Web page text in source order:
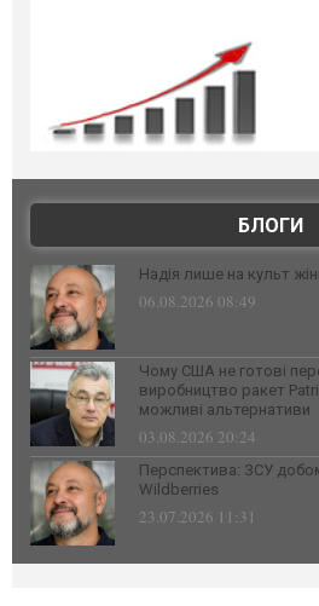
БЛОГИ
Надія лише на культ
06.08.2026 08:49
Чому США не готові
виробництво ракет
можливі альтернативи
03.08.2026 20:24
Перспектива: ЗСУ
Wildberries
23.07.2026 11:31